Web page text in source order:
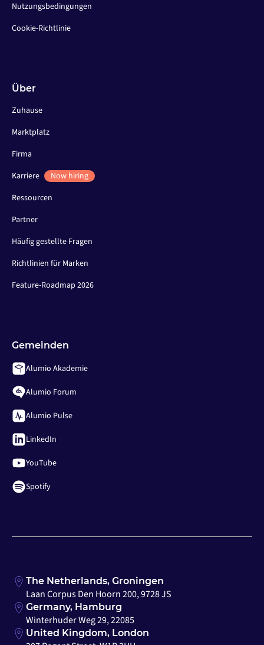
Nutzungsbedingungen
Cookie-Richtlinie
Über
Zuhause
Marktplatz
Firma
Karriere
Now hiring
Ressourcen
Partner
Häufig gestellte Fragen
Richtlinien für Marken
Feature-Roadmap 2026
Gemeinden
Alumio Akademie
Alumio Forum
Alumio Pulse
LinkedIn
YouTube
Spotify
The Netherlands, Groningen
Laan Corpus Den Hoorn 200, 9728 JS
Germany, Hamburg
Winterhuder Weg 29, 22085
United Kingdom, London